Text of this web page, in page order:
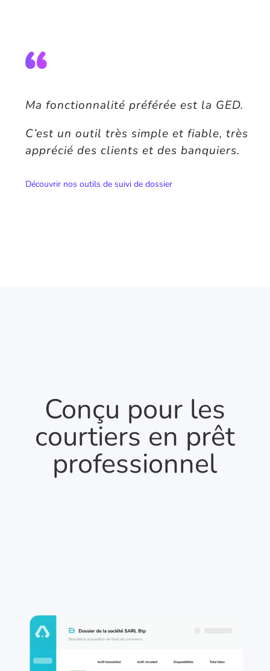
Ma fonctionnalité préférée est la GED.
C’est un outil très simple et fiable, très
apprécié des clients et des banquiers.
Découvrir nos outils de suivi de dossier
Conçu pour les
courtiers en prêt
professionnel